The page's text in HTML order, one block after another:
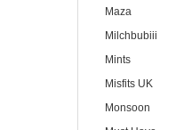
Maza
Milchbubiii
Mints
Misfits UK
Monsoon